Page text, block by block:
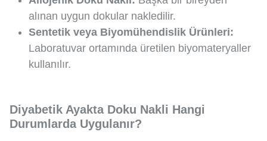
alınan uygun dokular nakledilir.
Sentetik veya Biyomühendislik Ürünleri:
Laboratuvar ortamında üretilen biyomateryaller
kullanılır.
Diyabetik Ayakta Doku Nakli Hangi
Durumlarda Uygulanır?